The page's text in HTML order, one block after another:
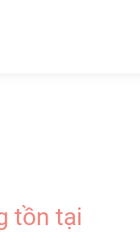
tồn tại